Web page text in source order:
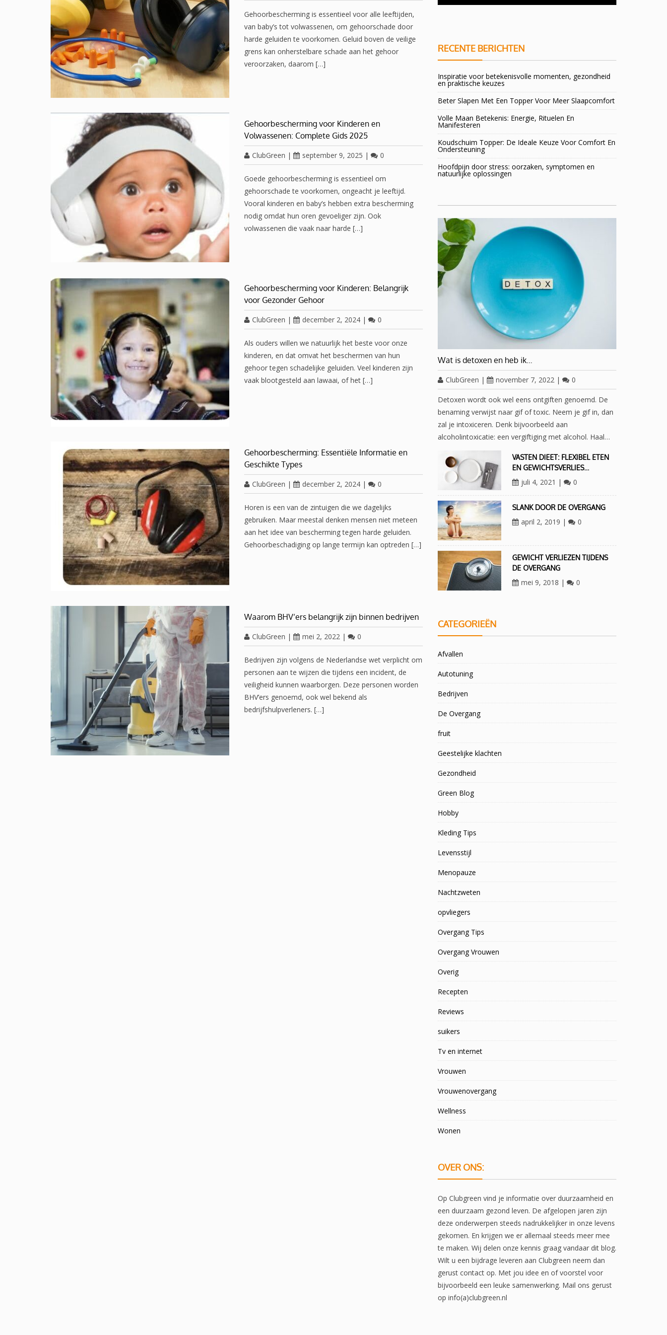
Gehoorbescherming is essentieel voor alle leeftijden,
van baby’s tot volwassenen, om gehoorschade door
harde geluiden te voorkomen. Geluid boven de veilige
grens kan onherstelbare schade aan het gehoor
veroorzaken, daarom […]
Gehoorbescherming voor Kinderen en
Volwassenen: Complete Gids 2025
ClubGreen | september 9, 2025 | 0
Goede gehoorbescherming is essentieel om
gehoorschade te voorkomen, ongeacht je leeftijd.
Vooral kinderen en baby’s hebben extra bescherming
nodig omdat hun oren gevoeliger zijn. Ook
volwassenen die vaak naar harde […]
Gehoorbescherming voor Kinderen: Belangrijk
voor Gezonder Gehoor
ClubGreen | december 2, 2024 | 0
Als ouders willen we natuurlijk het beste voor onze
kinderen, en dat omvat het beschermen van hun
gehoor tegen schadelijke geluiden. Veel kinderen zijn
vaak blootgesteld aan lawaai, of het […]
Gehoorbescherming: Essentiële Informatie en
Geschikte Types
ClubGreen | december 2, 2024 | 0
Horen is een van de zintuigen die we dagelijks
gebruiken. Maar meestal denken mensen niet meteen
aan het idee van bescherming tegen harde geluiden.
Gehoorbeschadiging op lange termijn kan optreden […]
Waarom BHV’ers belangrijk zijn binnen bedrijven
ClubGreen | mei 2, 2022 | 0
Bedrijven zijn volgens de Nederlandse wet verplicht om
personen aan te wijzen die tijdens een incident, de
veiligheid kunnen waarborgen. Deze personen worden
BHV’ers genoemd, ook wel bekend als
bedrijfshulpverleners. […]
RECENTE BERICHTEN
Inspiratie voor betekenisvolle momenten, gezondheid
en praktische keuzes
Beter Slapen Met Een Topper Voor Meer Slaapcomfort
Volle Maan Betekenis: Energie, Rituelen En
Manifesteren
Koudschuim Topper: De Ideale Keuze Voor Comfort En
Ondersteuning
Hoofdpijn door stress: oorzaken, symptomen en
natuurlijke oplossingen
Wat is detoxen en heb ik…
ClubGreen | november 7, 2022 | 0
Detoxen wordt ook wel eens ontgiften genoemd. De
benaming verwijst naar gif of toxic. Neem je gif in, dan
zal je intoxiceren. Denk bijvoorbeeld aan
alcoholintoxicatie: een vergiftiging met alcohol. Haal…
VASTEN DIEET: FLEXIBEL ETEN
EN GEWICHTSVERLIES…
juli 4, 2021 | 0
SLANK DOOR DE OVERGANG
april 2, 2019 | 0
GEWICHT VERLIEZEN TIJDENS
DE OVERGANG
mei 9, 2018 | 0
CATEGORIEËN
Afvallen
Autotuning
Bedrijven
De Overgang
fruit
Geestelijke klachten
Gezondheid
Green Blog
Hobby
Kleding Tips
Levensstijl
Menopauze
Nachtzweten
opvliegers
Overgang Tips
Overgang Vrouwen
Overig
Recepten
Reviews
suikers
Tv en internet
Vrouwen
Vrouwenovergang
Wellness
Wonen
OVER ONS:
Op Clubgreen vind je informatie over duurzaamheid en
een duurzaam gezond leven. De afgelopen jaren zijn
deze onderwerpen steeds nadrukkelijker in onze levens
gekomen. En krijgen we er allemaal steeds meer mee
te maken. Wij delen onze kennis graag vandaar dit blog.
Wilt u een bijdrage leveren aan Clubgreen neem dan
gerust contact op. Met jou idee en of voorstel voor
bijvoorbeeld een leuke samenwerking. Mail ons gerust
op info(a)clubgreen.nl